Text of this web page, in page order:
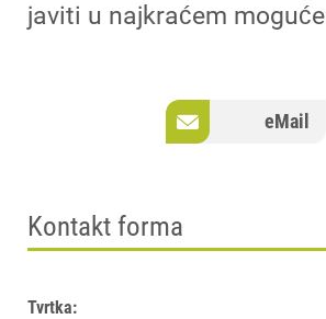
javiti u najkraćem
eMail
Kontakt forma
Tvrtka: